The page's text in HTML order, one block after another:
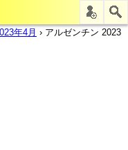
年4月 › アルゼンチン 2023